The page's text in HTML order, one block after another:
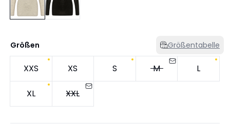
Größen Größentabelle
XXS XS S M L
XL XXL